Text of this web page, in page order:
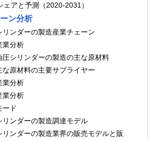
ェアと予測（2020-2031）
ン分析
シリンダーの製造産業チェーン
産業分析
油圧シリンダーの製造の主な原材料
主な原材料の主要サプライヤー
産業分析
産業分析
ード
シリンダーの製造調達モデル